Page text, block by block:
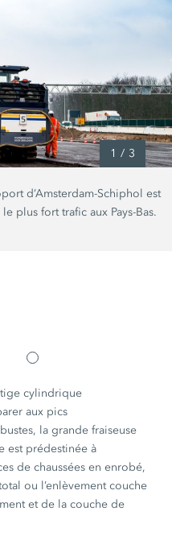
1 / 3
d’Amsterdam-Schiphol est
plus fort trafic aux Pays-Bas.
cylindrique
aux pics
la grande fraiseuse
est prédestinée à
de chaussées en enrobé,
ou l’enlèvement couche
et de la couche de